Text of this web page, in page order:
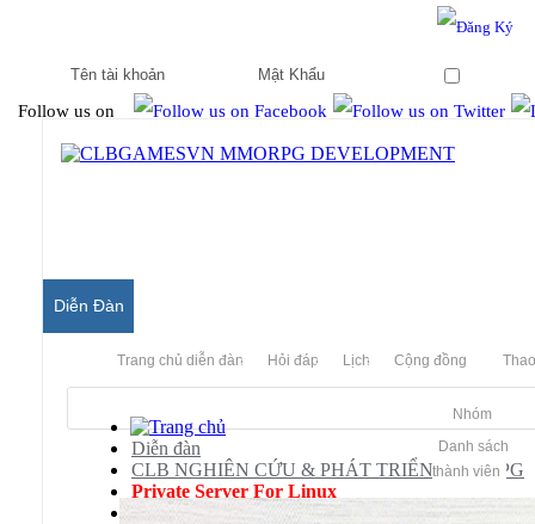
Follow us on
Diễn Đàn
Trang chủ diễn đàn Hỏi đáp Lịch Cộng đồng
Nhóm
Danh sách
thành viên
Diễn đàn
CLB NGHIÊN CỨU & PHÁT TRIỂN MMORPG
Private Server For Linux
Chinh Đồ